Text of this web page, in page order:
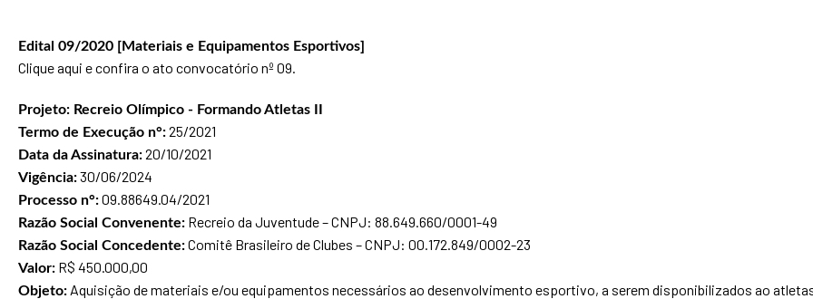
Edital 09/2020 [Materiais e Equipamentos Esportivos]
Clique aqui e confira o ato convocatório nº 09.
Projeto: Recreio Olímpico - Formando Atletas II
Termo de Execução n°:25/2021
Data da Assinatura:20/10/2021
Vigência:30/06/2024
Processo n°:09.88649.04/2021
Razão Social Convenente: Recreio da Juventude – CNPJ: 88.649.660/0001-49
Razão Social Concedente:Comitê Brasileiro de Clubes – CNPJ: 00.172.849/0002-23
Valor: R$ 450.000,00
Objeto: Aquisição de materiais e/ou equipamentos necessários ao desenvolvimento esportivo, a serem disponibilizados ao